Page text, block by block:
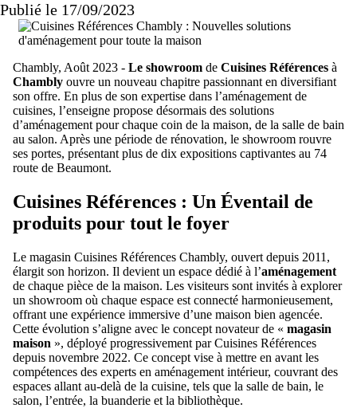
Publié le 17/09/2023
Chambly, Août 2023 - Le showroom de Cuisines Références à
Chambly ouvre un nouveau chapitre passionnant en diversifiant
son offre. En plus de son expertise dans l’aménagement de
cuisines, l’enseigne propose désormais des solutions
d’aménagement pour chaque coin de la maison, de la salle de bain
au salon. Après une période de rénovation, le showroom rouvre
ses portes, présentant plus de dix expositions captivantes au 74
route de Beaumont.
Cuisines Références : Un Éventail de
produits pour tout le foyer
Le magasin Cuisines Références Chambly, ouvert depuis 2011,
élargit son horizon. Il devient un espace dédié à l’aménagement
de chaque pièce de la maison. Les visiteurs sont invités à explorer
un showroom où chaque espace est connecté harmonieusement,
offrant une expérience immersive d’une maison bien agencée.
Cette évolution s’aligne avec le concept novateur de « magasin
maison », déployé progressivement par Cuisines Références
depuis novembre 2022. Ce concept vise à mettre en avant les
compétences des experts en aménagement intérieur, couvrant des
espaces allant au-delà de la cuisine, tels que la salle de bain, le
salon, l’entrée, la buanderie et la bibliothèque.